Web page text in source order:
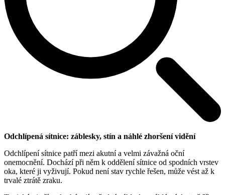
Odchlípená sítnice: záblesky, stín a náhlé zhoršení vidění
Odchlípení sítnice patří mezi akutní a velmi závažná oční
onemocnění. Dochází při něm k oddělení sítnice od spodních vrstev
oka, které ji vyživují. Pokud není stav rychle řešen, může vést až k
trvalé ztrátě zraku.